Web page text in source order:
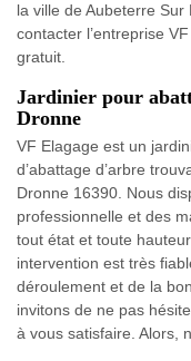
la ville de Aubeterre
contacter l’entreprise
gratuit.
Jardinier pour
Dronne
VF Elagage est un
d’abattage d’arbre
Dronne 16390. Nous
professionnelle et des
tout état et toute
intervention est très
déroulement et de la
invitons de ne pas
à vous satisfaire. Alors,